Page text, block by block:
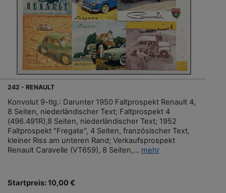
242 - RENAULT
Konvolut 9-tlg.: Darunter 1950 Faltprospekt Renault 4,
8 Seiten, niederländischer Text; Faltprospekt 4
(496.491R),8 Seiten, niederländischer Text; 1952
Faltprospekt "Fregate", 4 Seiten, französischer Text,
kleiner Riss am unteren Rand; Verkaufsprospekt
Renault Caravelle (VT659), 8 Seiten,... mehr
Startpreis: 10,00 €